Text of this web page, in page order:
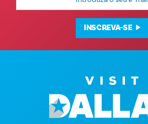
e-
INSCREVA-SE